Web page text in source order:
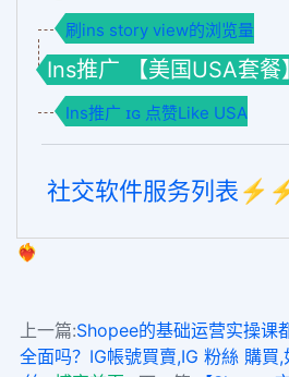
刷ins story view的浏览量
Ins推广 【美国USA套餐
Ins推广 ɪɢ 点赞Like USA
社交软件服务列表
❤️‍🔥
上一篇:Shopee的基础运营实操课
全面吗？IG帳號買賣,IG 粉絲 購